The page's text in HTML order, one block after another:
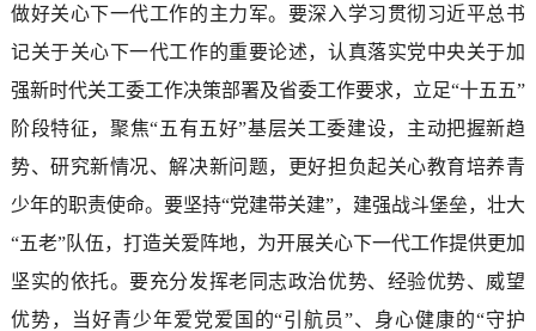
做好关心下一代工作的主力军。要深入学习贯彻习近平总书
记关于关心下一代工作的重要论述，认真落实党中央关于加
强新时代关工委工作决策部署及省委工作要求，立足“十五五”
阶段特征，聚焦“五有五好”基层关工委建设，主动把握新趋
势、研究新情况、解决新问题，更好担负起关心教育培养青
少年的职责使命。要坚持“党建带关建”，建强战斗堡垒，壮大
“五老”队伍，打造关爱阵地，为开展关心下一代工作提供更加
坚实的依托。要充分发挥老同志政治优势、经验优势、威望
优势，当好青少年爱党爱国的“引航员”、身心健康的“守护